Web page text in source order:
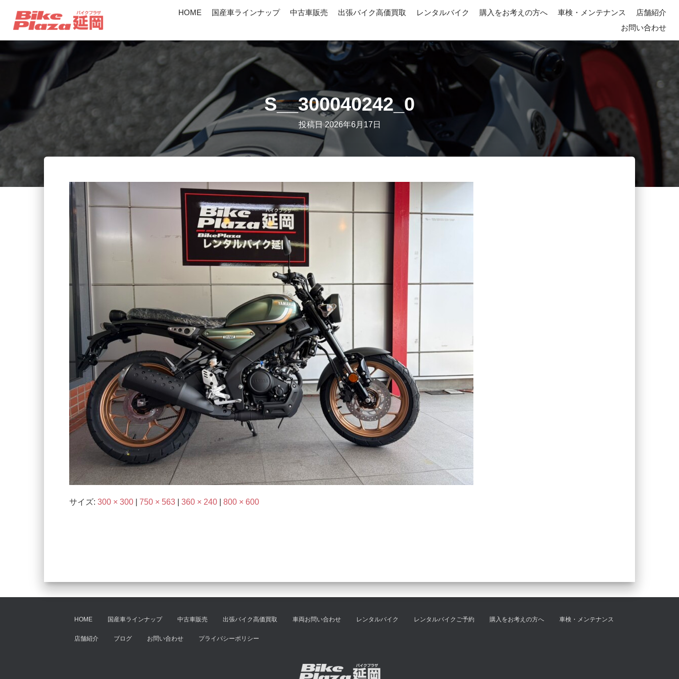
HOME 国産車ラインナップ 中古車販売 出張バイク高価買取 レンタルバイク 購入をお考えの方へ 車検・メンテナンス
店舗紹介
お問い合わせ
S__300040242_0
投稿日2026年6月17日
サイズ: 300 × 300 750 × 563 360 × 240 800 × 600
HOME 国産車ラインナップ 中古車販売 出張バイク高価買取 車両お問い合わせ レンタルバイク レンタルバイクご予約 購入をお考えの方へ 車検・メンテナンス
店舗紹介 ブログ お問い合わせ プライバシーポリシー